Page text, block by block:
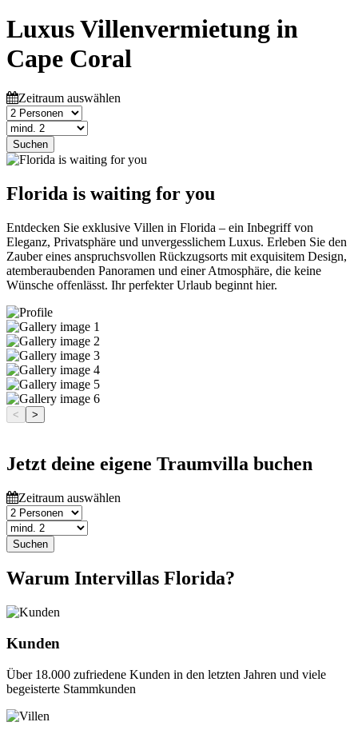
Luxus Villenvermietung in
Cape Coral
Zeitraum auswählen
Suchen
Florida is waiting for you
Entdecken Sie exklusive Villen in Florida – ein Inbegriff von
Eleganz, Privatsphäre und unvergesslichem Luxus. Erleben Sie den
Zauber eines anspruchsvollen Rückzugsorts mit exquisitem Design,
atemberaubenden Panoramen und einer Atmosphäre, die keine
Wünsche offenlässt. Ihr perfekter Urlaub beginnt hier.
< >
Jetzt deine eigene Traumvilla buchen
Zeitraum auswählen
Suchen
Warum Intervillas Florida?
Kunden
Über 18.000 zufriedene Kunden in den letzten Jahren und viele
begeisterte Stammkunden